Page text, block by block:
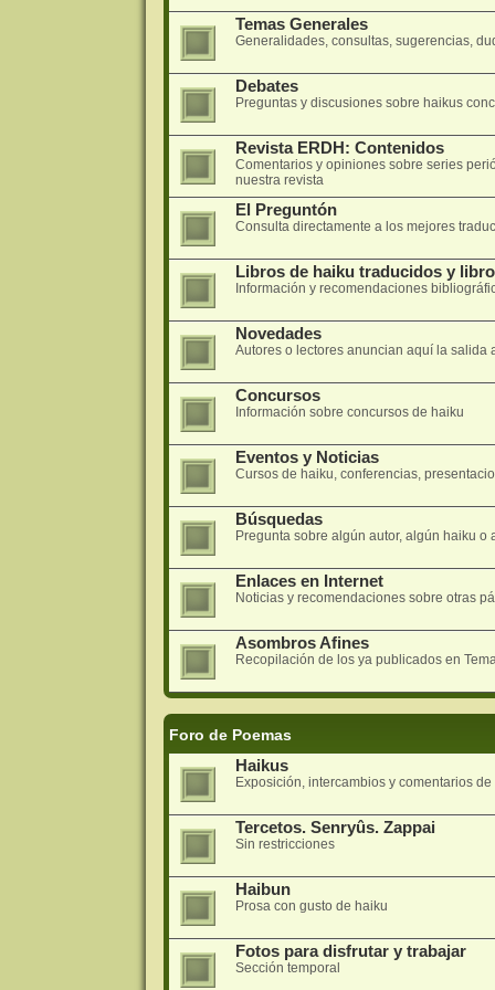
Temas Generales
Generalidades, consultas, sugerencias,
Debates
Preguntas y discusiones sobre haikus
Revista ERDH: Contenidos
Comentarios y opiniones sobre series
nuestra revista
El Preguntón
Consulta directamente a los mejores
Libros de haiku traducidos y
Información y recomendaciones
Novedades
Autores o lectores anuncian aquí la salida
Concursos
Información sobre concursos de haiku
Eventos y Noticias
Cursos de haiku, conferencias,
Búsquedas
Pregunta sobre algún autor, algún haiku o
Enlaces en Internet
Noticias y recomendaciones sobre otras
Asombros Afines
Recopilación de los ya publicados en
Foro de Poemas
Haikus
Exposición, intercambios y comentarios
Tercetos. Senryûs. Zappai
Sin restricciones
Haibun
Prosa con gusto de haiku
Fotos para disfrutar y trabajar
Sección temporal